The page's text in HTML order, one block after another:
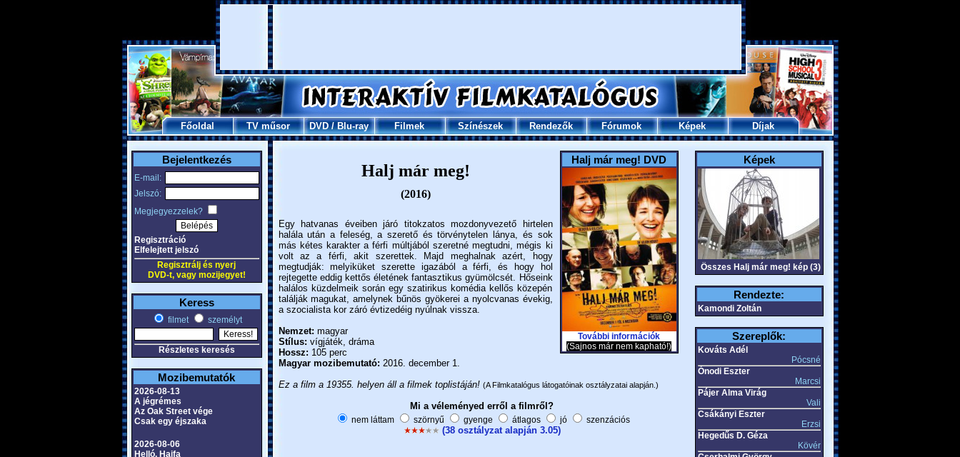
Főoldal TV műsor DVD/Blu-ray Filmek Színészek Rendezők Fórumok Képek Díjak
Bejelentkezés
E-mail:
Jelszó:
Megjegyezzelek?
Regisztráció
Elfelejtett jelszó
Regisztrálj és nyerj
DVD-t, vagy mozijegyet!
Keress
filmet személyt
Részletes keresés
Mozibemutatók
2026-08-13
A jégrémes
Az Oak Street vége
Csak egy éjszaka
2026-08-06
Helló, Haifa
Halj már meg! DVD
További információk
(Sajnos már nem kapható!)
Halj már meg!
(2016)
Egy hatvanas éveiben járó titokzatos mozdonyvezető hirtelen
halála után a feleség, a szerető és törvénytelen lánya, és sok
más kétes karakter a férfi múltjából szeretné megtudni, mégis ki
volt az a férfi, akit szerettek. Majd meghalnak azért, hogy
megtudják: melyiküket szerette igazából a férfi, és hogy hol
rejtegette eddig kettős életének fantasztikus gyümölcsét. Hőseink
halálos küzdelmeik során egy szatirikus komédia kellős közepén
találják magukat, amelynek bűnös gyökerei a nyolcvanas évekig,
a szocialista kor záró évtizedéig nyúlnak vissza.
Nemzet: magyar
Stílus: vígjáték, dráma
Hossz: 105 perc
Magyar mozibemutató: 2016. december 1.
Ez a film a 19355. helyen áll a filmek toplistáján! (A Filmkatalógus látogatóinak osztályzatai alapján.)
Mi a véleményed erről a filmről?
nem láttam szörnyű gyenge átlagos jó szenzációs
(38 osztályzat alapján 3.05)
Képek
Összes Halj már meg! kép (3)
Rendezte:
Kamondi Zoltán
Szereplők:
Kováts Adél
Pócsné
Ónodi Eszter
Marcsi
Pájer Alma Virág
Vali
Csákányi Eszter
Erzsi
Hegedűs D. Géza
Kövér